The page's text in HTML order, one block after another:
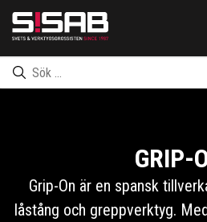
Produkten har nu lagts till i
Produkten har nu lagts
Inköpslistan har nu lagts
GRIP-
Grip-On är en spansk
låstång och greppverktyg.